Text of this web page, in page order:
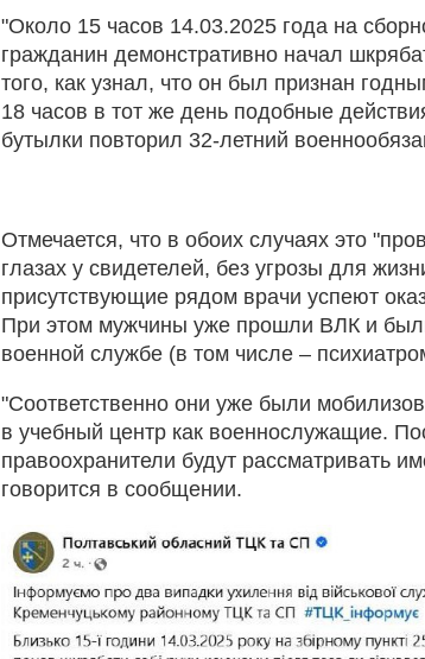
"Около 15 часов 14.03.2025 года на
гражданин демонстративно начал
того, как узнал, что он был признан
18 часов в тот же день подобные
бутылки повторил 32-летний
Отмечается, что в обоих случаях это
глазах у свидетелей, без угрозы для
присутствующие рядом врачи успеют
При этом мужчины уже прошли ВЛК и
военной службе (в том числе –
"Соответственно они уже были
в учебный центр как военнослужащие.
правоохранители будут рассматривать
говорится в сообщении.